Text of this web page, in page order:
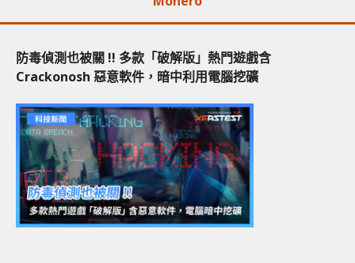
防毒偵測也被關 !! 多款「破解版」熱門遊戲含
Crackonosh 惡意軟件，暗中利用電腦挖礦